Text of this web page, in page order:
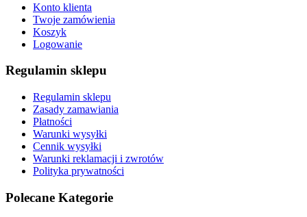
Konto klienta
Twoje zamówienia
Koszyk
Logowanie
Regulamin sklepu
Regulamin sklepu
Zasady zamawiania
Płatności
Warunki wysyłki
Cennik wysyłki
Warunki reklamacji i zwrotów
Polityka prywatności
Polecane Kategorie